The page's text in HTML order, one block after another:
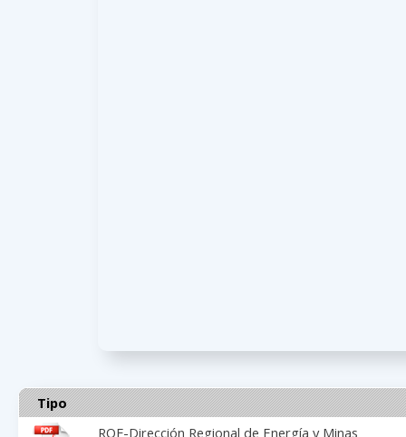
Tipo
ROF-Dirección Regional de Energía y Minas